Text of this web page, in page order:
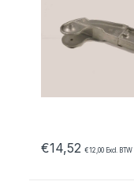
€14,52 €12,00Excl. BTW